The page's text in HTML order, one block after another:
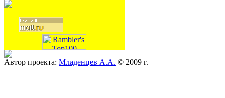
Автор проекта: Младенцев А.А. © 2009 г.